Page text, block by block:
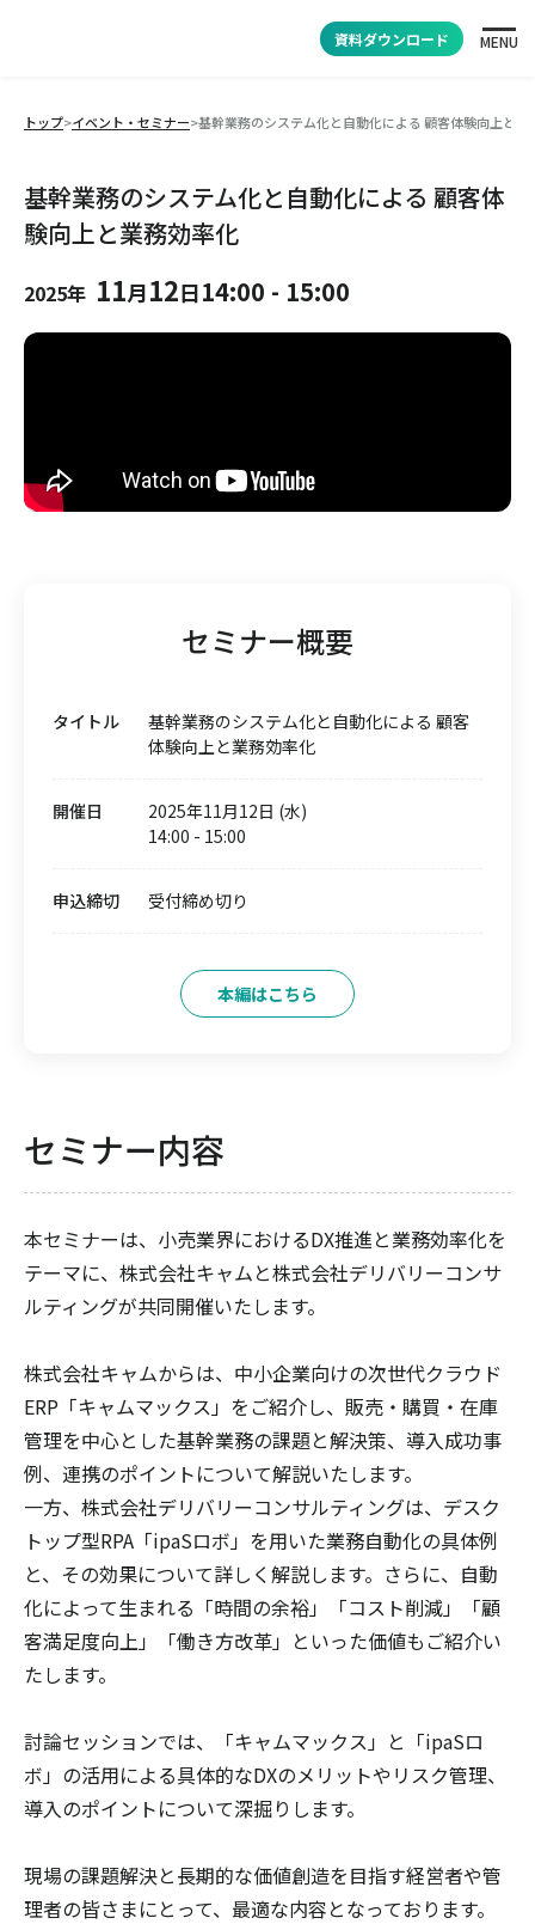
資料ダウンロード MENU
トップ>イベント・セミナー>基幹業務のシステム化と自動化による 顧客体験向上と業
基幹業務のシステム化と自動化による 顧客体
験向上と業務効率化
2025年 11月12日14:00 - 15:00
セミナー概要
タイトル
基幹業務のシステム化と自動化による 顧客
体験向上と業務効率化
開催日
2025年11月12日 (水)
14:00 - 15:00
申込締切 受付締め切り
本編はこちら
セミナー内容
本セミナーは、小売業界におけるDX推進と業務効率化を
テーマに、株式会社キャムと株式会社デリバリーコンサ
ルティングが共同開催いたします。
株式会社キャムからは、中小企業向けの次世代クラウド
ERP「キャムマックス」をご紹介し、販売・購買・在庫
管理を中心とした基幹業務の課題と解決策、導入成功事
例、連携のポイントについて解説いたします。
一方、株式会社デリバリーコンサルティングは、デスク
トップ型RPA「ipaSロボ」を用いた業務自動化の具体例
と、その効果について詳しく解説します。さらに、自動
化によって生まれる「時間の余裕」「コスト削減」「顧
客満足度向上」「働き方改革」といった価値もご紹介い
たします。
討論セッションでは、「キャムマックス」と「ipaSロ
ボ」の活用による具体的なDXのメリットやリスク管理、
導入のポイントについて深掘りします。
現場の課題解決と長期的な価値創造を目指す経営者や管
理者の皆さまにとって、最適な内容となっております。